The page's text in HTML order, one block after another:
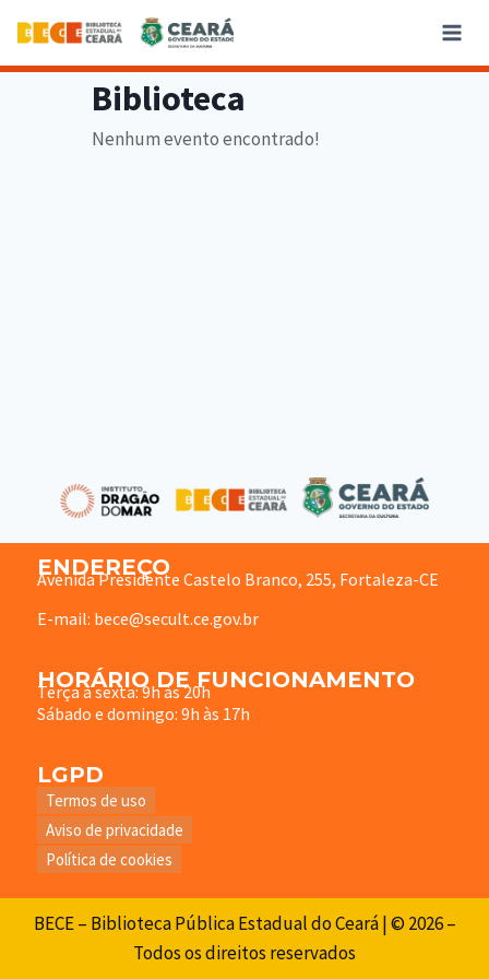
Biblioteca
Nenhum evento encontrado!
ENDEREÇO
Avenida Presidente Castelo Branco, 255, Fortaleza-CE
E-mail: bece@secult.ce.gov.br
HORÁRIO DE FUNCIONAMENTO
Terça à sexta: 9h às 20h
Sábado e domingo: 9h às 17h
LGPD
Termos de uso
Aviso de privacidade
Política de cookies
BECE – Biblioteca Pública Estadual do Ceará | © 2026 –
Todos os direitos reservados